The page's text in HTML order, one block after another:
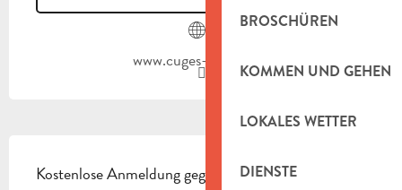
BROSCHÜREN
KOMMEN UND GEHEN
LOKALES WETTER
DIENSTE
www.cuges-les-pins.fr
Kostenlose Anmeldung gegen Vorlage eines